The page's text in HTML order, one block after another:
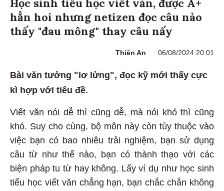
Học sinh tiểu học viết văn, được A+
hẳn hoi nhưng netizen đọc câu nào
thấy "đau mông" thay câu nấy
Thiên An 06/08/2024 20:01
Bài văn tưởng "lơ lửng", đọc kỹ mới thấy cực
kì hợp với tiêu đề.
Viết văn nói dễ thì cũng dễ, mà nói khó thì cũng
khó. Suy cho cùng, bộ môn này còn tùy thuộc vào
việc bạn có bao nhiêu trải nghiệm, bạn sử dụng
câu từ như thế nào, bạn có thành thạo với các
biện pháp tu từ hay không. Lấy ví dụ như học sinh
tiểu học viết văn chẳng hạn, bạn chắc chắn không